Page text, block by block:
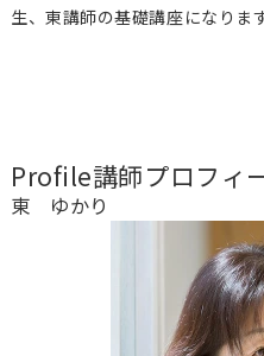
生、東講師の基礎講座になります
Profile講師プロフィ
東 ゆかり